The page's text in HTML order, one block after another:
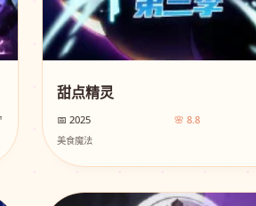
甜点精灵
📅 2025 🌸 8.8
美食魔法